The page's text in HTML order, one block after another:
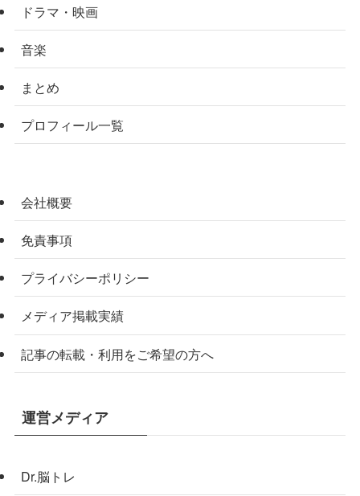
ドラマ・映画
音楽
まとめ
プロフィール一覧
会社概要
免責事項
プライバシーポリシー
メディア掲載実績
記事の転載・利用をご希望の方へ
運営メディア
Dr.脳トレ